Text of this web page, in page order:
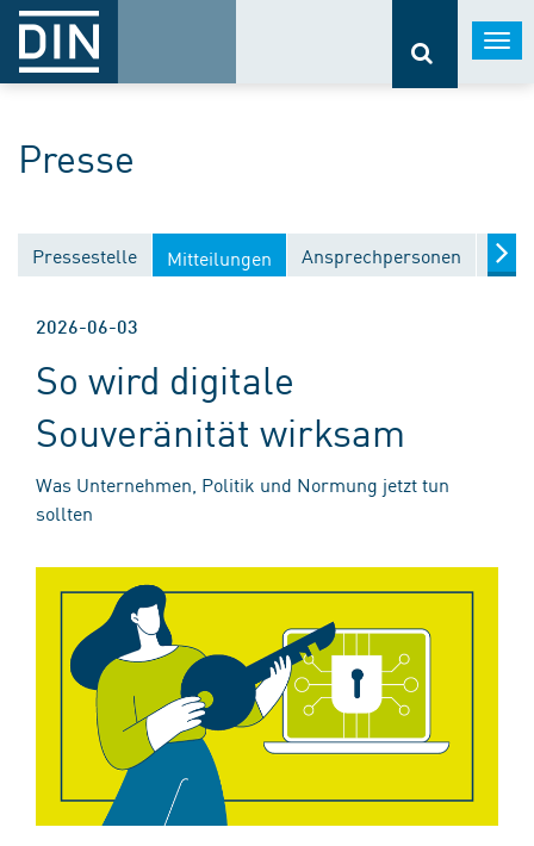
Presse
Pressestelle Mitteilungen Ansprechpersonen
2026-06-03
So wird digitale
Souveränität wirksam
Was Unternehmen, Politik und Normung jetzt tun
sollten